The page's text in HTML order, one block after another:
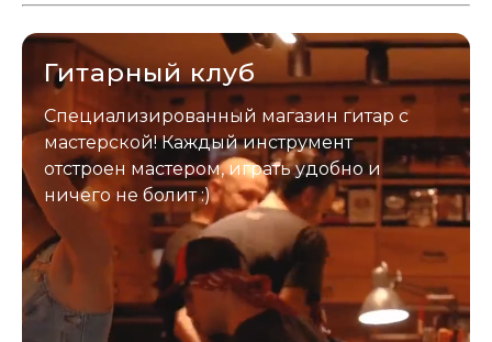
застрахован. Случись что -
Гитарный клуб
Специализированный магазин гитар с
мастерской! Каждый инструмент
отстроен мастером, играть удобно и
ничего не болит :)